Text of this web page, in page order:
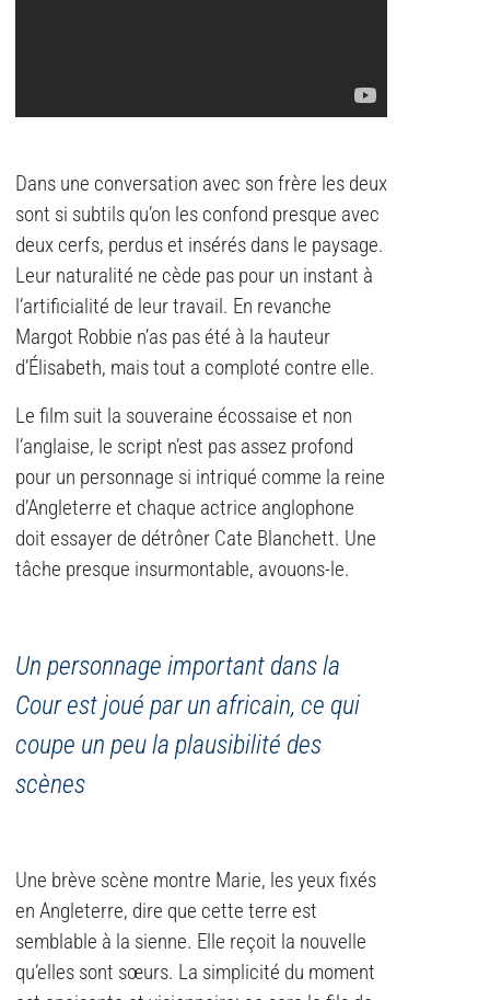
Dans une conversation avec son frère les deux
sont si subtils qu’on les confond presque avec
deux cerfs, perdus et insérés dans le paysage.
Leur naturalité ne cède pas pour un instant à
l’artificialité de leur travail. En revanche
Margot Robbie n’as pas été à la hauteur
d’Élisabeth, mais tout a comploté contre elle.
Le film suit la souveraine écossaise et non
l’anglaise, le script n’est pas assez profond
pour un personnage si intriqué comme la reine
d’Angleterre et chaque actrice anglophone
doit essayer de détrôner Cate Blanchett. Une
tâche presque insurmontable, avouons-le.
Un personnage important dans la
Cour est joué par un africain, ce qui
coupe un peu la plausibilité des
scènes
Une brève scène montre Marie, les yeux fixés
en Angleterre, dire que cette terre est
semblable à la sienne. Elle reçoit la nouvelle
qu’elles sont sœurs. La simplicité du moment